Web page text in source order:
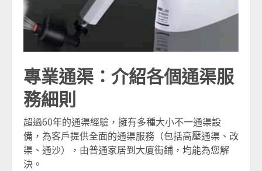
專業通渠：介紹各個通渠服
務細則
超過60年的通渠經驗，擁有多種大小不一通渠設
備，為客戶提供全面的通渠服務（包括高壓通渠、改
渠、通沙），由普通家居到大廈街鋪，均能為您解
決。